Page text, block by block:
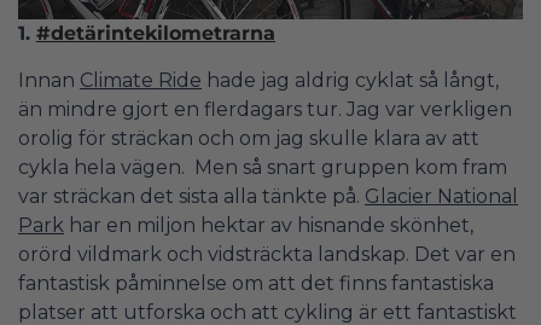
1. #detärintekilometrarna
Innan Climate Ride hade jag aldrig cyklat så långt,
än mindre gjort en flerdagars tur. Jag var verkligen
orolig för sträckan och om jag skulle klara av att
cykla hela vägen. Men så snart gruppen kom fram
var sträckan det sista alla tänkte på. Glacier National
Park har en miljon hektar av hisnande skönhet,
orörd vildmark och vidsträckta landskap. Det var en
fantastisk påminnelse om att det finns fantastiska
platser att utforska och att cykling är ett fantastiskt